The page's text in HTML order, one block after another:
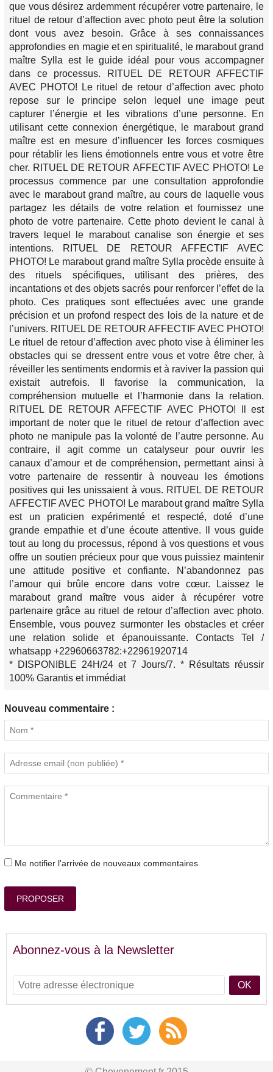
que vous désirez ardemment récupérer votre partenaire, le
rituel de retour d’affection avec photo peut être la solution
dont vous avez besoin. Grâce à ses connaissances
approfondies en magie et en spiritualité, le marabout grand
maître Sylla est le guide idéal pour vous accompagner
dans ce processus. RITUEL DE RETOUR AFFECTIF
AVEC PHOTO! Le rituel de retour d’affection avec photo
repose sur le principe selon lequel une image peut
capturer l’énergie et les vibrations d’une personne. En
utilisant cette connexion énergétique, le marabout grand
maître est en mesure d’influencer les forces cosmiques
pour rétablir les liens émotionnels entre vous et votre être
cher. RITUEL DE RETOUR AFFECTIF AVEC PHOTO! Le
processus commence par une consultation approfondie
avec le marabout grand maître, au cours de laquelle vous
partagez les détails de votre relation et fournissez une
photo de votre partenaire. Cette photo devient le canal à
travers lequel le marabout canalise son énergie et ses
intentions. RITUEL DE RETOUR AFFECTIF AVEC
PHOTO! Le marabout grand maître Sylla procède ensuite à
des rituels spécifiques, utilisant des prières, des
incantations et des objets sacrés pour renforcer l’effet de la
photo. Ces pratiques sont effectuées avec une grande
précision et un profond respect des lois de la nature et de
l’univers. RITUEL DE RETOUR AFFECTIF AVEC PHOTO!
Le rituel de retour d’affection avec photo vise à éliminer les
obstacles qui se dressent entre vous et votre être cher, à
réveiller les sentiments endormis et à raviver la passion qui
existait autrefois. Il favorise la communication, la
compréhension mutuelle et l’harmonie dans la relation.
RITUEL DE RETOUR AFFECTIF AVEC PHOTO! Il est
important de noter que le rituel de retour d’affection avec
photo ne manipule pas la volonté de l’autre personne. Au
contraire, il agit comme un catalyseur pour ouvrir les
canaux d’amour et de compréhension, permettant ainsi à
votre partenaire de ressentir à nouveau les émotions
positives qui les unissaient à vous. RITUEL DE RETOUR
AFFECTIF AVEC PHOTO! Le marabout grand maître Sylla
est un praticien expérimenté et respecté, doté d’une
grande empathie et d’une écoute attentive. Il vous guide
tout au long du processus, répond à vos questions et vous
offre un soutien précieux pour que vous puissiez maintenir
une attitude positive et confiante. N’abandonnez pas
l’amour qui brûle encore dans votre cœur. Laissez le
marabout grand maître vous aider à récupérer votre
partenaire grâce au rituel de retour d’affection avec photo.
Ensemble, vous pouvez surmonter les obstacles et créer
une relation solide et épanouissante. Contacts Tel /
whatsapp +22960663782:+22961920714
* DISPONIBLE 24H/24 et 7 Jours/7. * Résultats réussir
100% Garantis et immédiat
Nouveau commentaire :
Me notifier l'arrivée de nouveaux commentaires
PROPOSER
Abonnez-vous à la Newsletter
OK